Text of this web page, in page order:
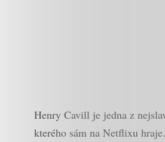
Henry Cavill je jedna z
kterého sám na Netflixu